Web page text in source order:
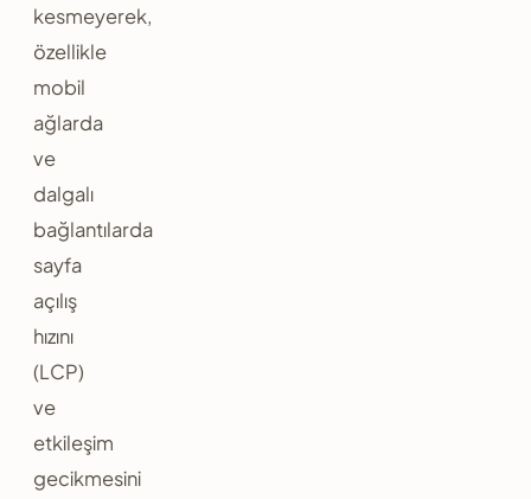
kesmeyerek,
özellikle
mobil
ağlarda
ve
dalgalı
bağlantılarda
sayfa
açılış
hızını
(LCP)
ve
etkileşim
gecikmesini